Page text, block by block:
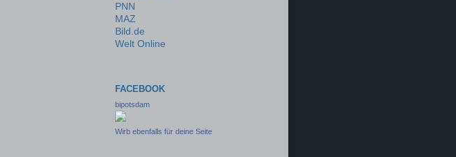
PNN
MAZ
Bild.de
Welt Online
FACEBOOK
bipotsdam
Wirb ebenfalls für deine Seite